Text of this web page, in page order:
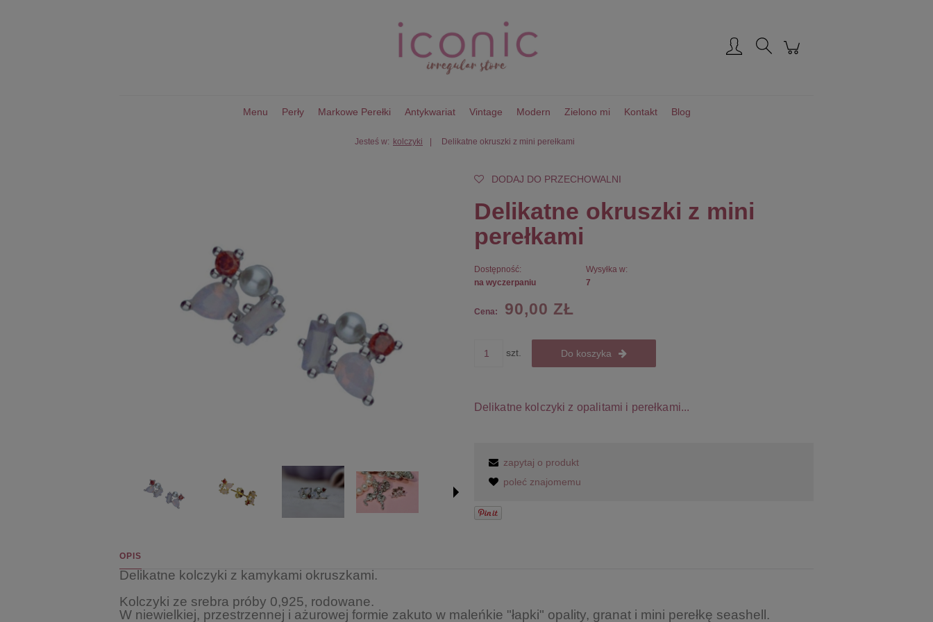
Menu Perły Markowe Perełki Antykwariat Vintage Modern Zielono mi Kontakt Blog
Jesteś w: kolczyki Delikatne okruszki z mini perełkami
DODAJ DO PRZECHOWALNI
Delikatne okruszki z mini
perełkami
Dostępność:
na wyczerpaniu
Wysyłka w:
7
Cena: 90,00 ZŁ
szt. Do koszyka
Delikatne kolczyki z opalitami i perełkami...
zapytaj o produkt
poleć znajomemu
OPIS
Delikatne kolczyki z kamykami okruszkami.
Kolczyki ze srebra próby 0,925, rodowane.
W niewielkiej, przestrzennej i ażurowej formie zakuto w maleńkie "łapki" opality, granat i mini perełkę seashell.